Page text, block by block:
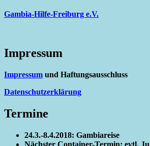
Gambia-Hilfe-Freiburg e.V.
Impressum
Impressum und Haftungsausschluss
Datenschutzerklärung
Termine
24.3.-8.4.2018: Gambiareise
Nächster Container-Termin: evtl.